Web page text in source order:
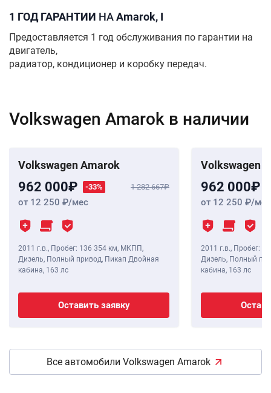
1 ГОД ГАРАНТИИ НАAmarok, I
Предоставляется 1 год обслуживания по гарантии на
двигатель,
радиатор, кондиционер и коробку передач.
Volkswagen Amarok в наличии
Volkswagen Amarok
962 000 -33% 1 282 667
от 12 250 /мес
2011 г.в., Пробег: 136 354 км, МКПП,
Дизель, Полный привод, Пикап Двойная
кабина, 163 лс
Оставить заявку
Volkswagen
962 000
от 12 250 /мес
2011 г.в., Пробег:
Дизель, Полный
кабина, 163 лс
Все автомобили Volkswagen Amarok